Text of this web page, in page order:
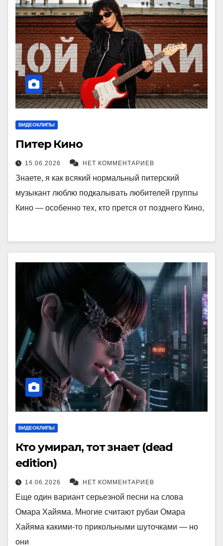
ВИДЕОКЛИПЫ
Питер Кино
15.06.2026 НЕТ КОММЕНТАРИЕВ
Знаете, я как всякий нормальный питерский
музыкант люблю подкалывать любителей группы
Кино — особенно тех, кто прется от позднего Кино,
ВИДЕОКЛИПЫ
Кто умирал, тот знает (dead
edition)
14.06.2026 НЕТ КОММЕНТАРИЕВ
Еще один вариант серьезной песни на слова
Омара Хайяма. Многие считают рубаи Омара
Хайяма какими-то прикольными шуточками — но
они